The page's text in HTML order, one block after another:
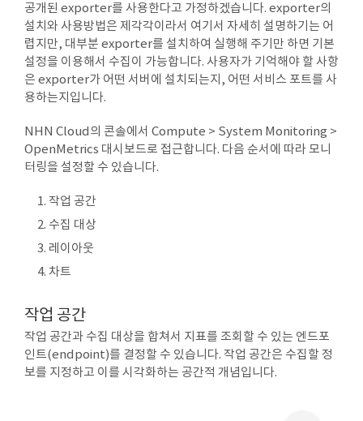
공개된 exporter를 사용한다고 가정하겠습니다. exporter의
설치와 사용방법은 제각각이라서 여기서 자세히 설명하기는 어
렵지만, 대부분 exporter를 설치하여 실행해 주기만 하면 기본
설정을 이용해서 수집이 가능합니다. 사용자가 기억해야 할 사항
은 exporter가 어떤 서버에 설치되는지, 어떤 서비스 포트를 사
용하는지입니다.
NHN Cloud의 콘솔에서 Compute > System Monitoring >
OpenMetrics 대시보드로 접근합니다. 다음 순서에 따라 모니
터링을 설정할 수 있습니다.
작업 공간
수집 대상
레이아웃
차트
작업 공간
작업 공간과 수집 대상을 합쳐서 지표를 조회할 수 있는 엔드포
인트(endpoint)를 결정할 수 있습니다. 작업 공간은 수집할 정
보를 지정하고 이를 시각화하는 공간적 개념입니다.